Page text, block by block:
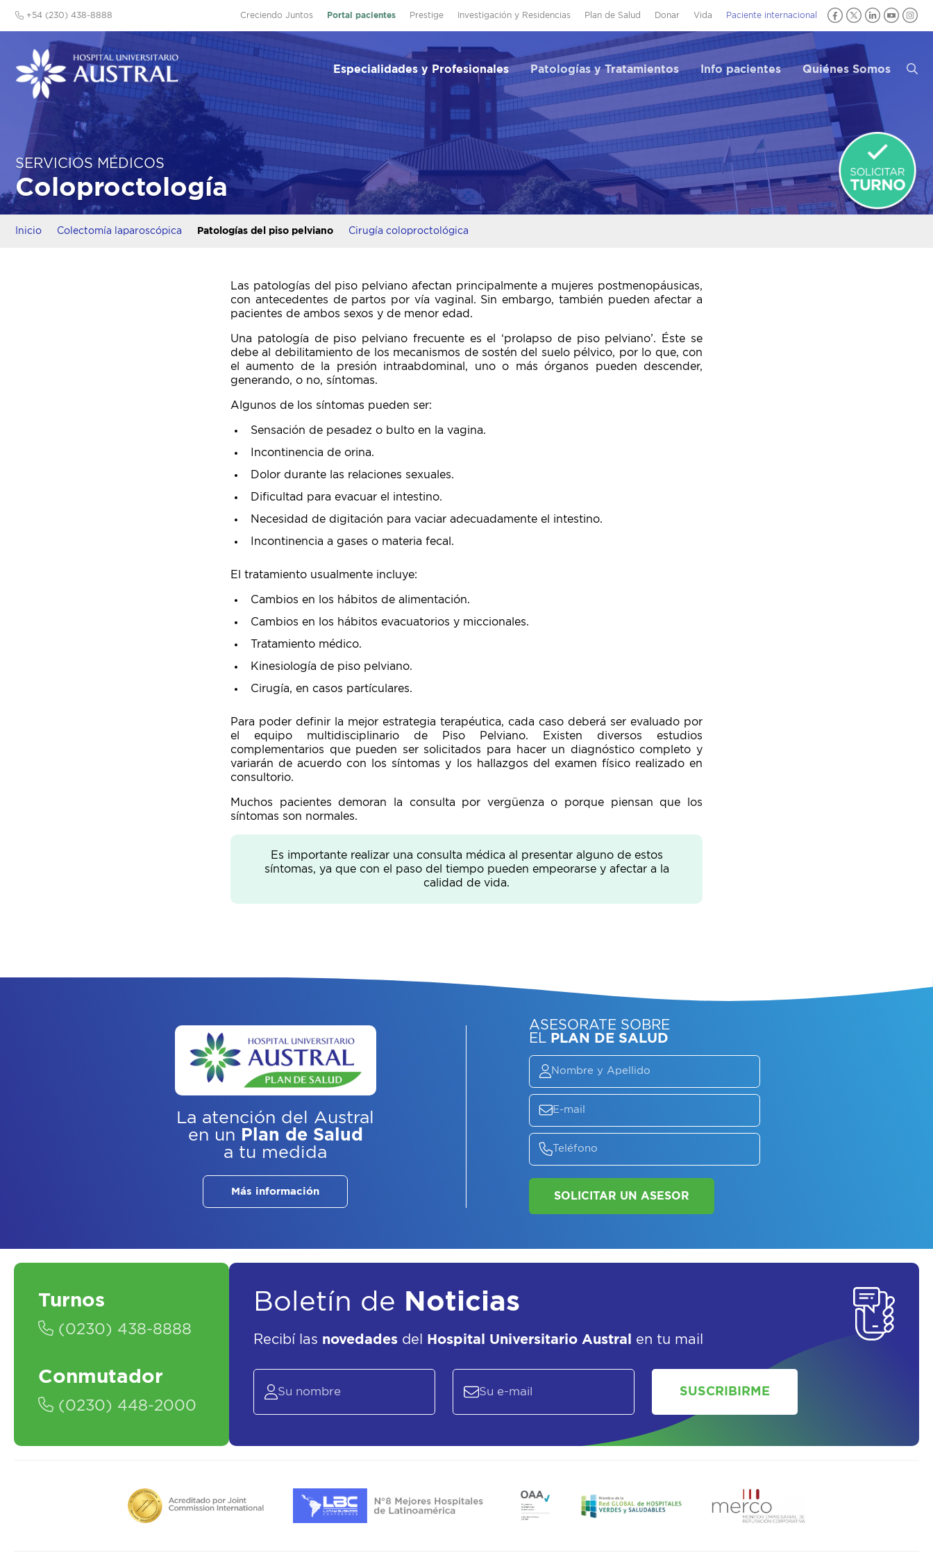
Creciendo Juntos Portal pacientes Prestige Investigación y Residencias Plan de Salud Donar Vida Paciente internacional
+54 (230) 438-8888
Especialidades y Profesionales Patologías y Tratamientos Info pacientes Quiénes Somos
SERVICIOS MÉDICOS
Coloproctología
Inicio Colectomía laparoscópica Patologías del piso pelviano Cirugía coloproctológica
Las patologías del piso pelviano afectan principalmente a mujeres postmenopáusicas,
con antecedentes de partos por vía vaginal. Sin embargo, también pueden afectar a
pacientes de ambos sexos y de menor edad.
Una patología de piso pelviano frecuente es el ‘prolapso de piso pelviano’. Éste se
debe al debilitamiento de los mecanismos de sostén del suelo pélvico, por lo que, con
el aumento de la presión intraabdominal, uno o más órganos pueden descender,
generando, o no, síntomas.
Algunos de los síntomas pueden ser:
Sensación de pesadez o bulto en la vagina.
Incontinencia de orina.
Dolor durante las relaciones sexuales.
Dificultad para evacuar el intestino.
Necesidad de digitación para vaciar adecuadamente el intestino.
Incontinencia a gases o materia fecal.
El tratamiento usualmente incluye:
Cambios en los hábitos de alimentación.
Cambios en los hábitos evacuatorios y miccionales.
Tratamiento médico.
Kinesiología de piso pelviano.
Cirugía, en casos partículares.
Para poder definir la mejor estrategia terapéutica, cada caso deberá ser evaluado por
el equipo multidisciplinario de Piso Pelviano. Existen diversos estudios
complementarios que pueden ser solicitados para hacer un diagnóstico completo y
variarán de acuerdo con los síntomas y los hallazgos del examen físico realizado en
consultorio.
Muchos pacientes demoran la consulta por vergüenza o porque piensan que los
síntomas son normales.
Es importante realizar una consulta médica al presentar alguno de estos
síntomas, ya que con el paso del tiempo pueden empeorarse y afectar a la
calidad de vida.
La atención del Austral
en un Plan de Salud
a tu medida
Más información
EL
Turnos
(0230) 438-8888
Conmutador
(0230) 448-2000
Boletín de Noticias
Recibí las novedades del Hospital Universitario Austral en tu mail
SUSCRIBIRME